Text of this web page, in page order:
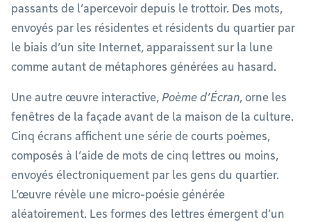
passants de l’apercevoir depuis le trottoir. Des mots,
envoyés par les résidentes et résidents du quartier par
le biais d’un site Internet, apparaissent sur la lune
comme autant de métaphores générées au hasard.
Une autre œuvre interactive, Poème d’Écran, orne les
fenêtres de la façade avant de la maison de la culture.
Cinq écrans affichent une série de courts poèmes,
composés à l’aide de mots de cinq lettres ou moins,
envoyés électroniquement par les gens du quartier.
L’œuvre révèle une micro-poésie générée
aléatoirement. Les formes des lettres émergent d’un